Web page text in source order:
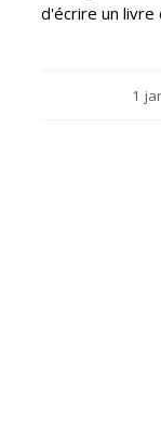
d'écrire un livre
1